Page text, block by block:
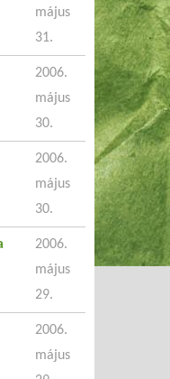
május
31.
2006.
május
30.
2006.
május
30.
2006.
május
29.
2006.
május